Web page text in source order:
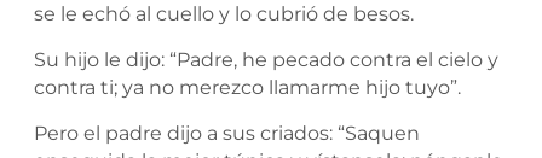
se le echó al cuello y lo cubrió de besos.
Su hijo le dijo: “Padre, he pecado contra el cielo y
contra ti; ya no merezco llamarme hijo tuyo”.
Pero el padre dijo a sus criados: “Saquen